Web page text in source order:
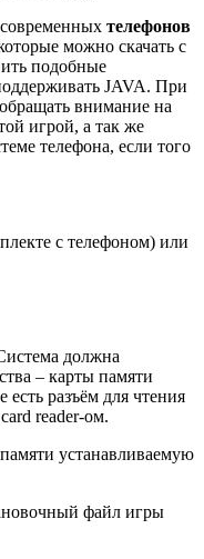
телефонов
можно скачать с
подобные
JAVA. При
внимание на
игрой, а так же
телефона, если того
с телефоном) или
должна
– карты памяти
разъём для чтения
reader-ом.
устанавливаемую
файл игры